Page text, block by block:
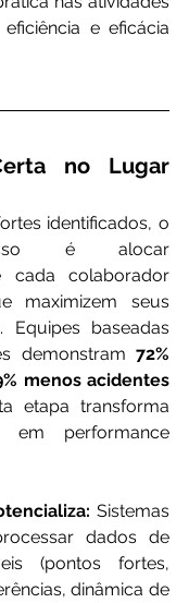
e eficácia
no Lugar
identificados, o
é alocar
cada colaborador
maximizem seus
Equipes baseadas
demonstram 72%
menos acidentes
etapa transforma
em performance
Sistemas
dados de
(pontos fortes,
dinâmica de